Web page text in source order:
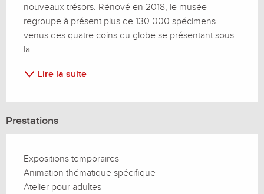
nouveaux trésors. Rénové en 2018, le musée
regroupe à présent plus de 130 000 spécimens
venus des quatre coins du globe se présentant sous
la...
Lire la suite
Prestations
Expositions temporaires
Animation thématique spécifique
Atelier pour adultes